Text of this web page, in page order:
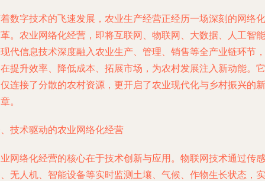
数字技术的飞速发展，农业生产经营正经历一场深刻的网络化
。农业网络化经营，即将互联网、物联网、大数据、人工智能
代信息技术深度融入农业生产、管理、销售等全产业链环节，
提升效率、降低成本、拓展市场，为农村发展注入新动能。它
连接了分散的农村资源，更开启了农业现代化与乡村振兴的新
。
技术驱动的农业网络化经营
网络化经营的核心在于技术创新与应用。物联网技术通过传感
无人机、智能设备等实时监测土壤、气候、作物生长状态，实